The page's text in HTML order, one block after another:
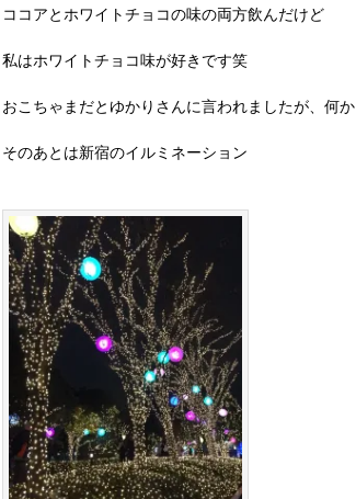
ココアとホワイトチョコの味の両方飲んだけど
私はホワイトチョコ味が好きです笑
おこちゃまだとゆかりさんに言われましたが、何か
そのあとは新宿のイルミネーション